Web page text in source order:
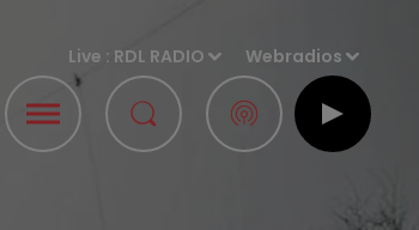
Live : RDL RADIO Webradios